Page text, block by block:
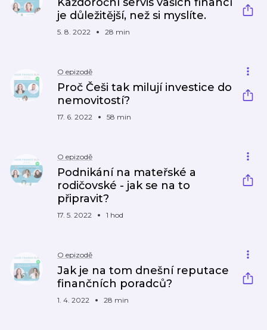
je důležitější, než si myslíte.
5. 8. 2022 28 min
O epizodě
Proč Češi tak milují investice do
nemovitostí?
17. 6. 2022 58 min
O epizodě
Podnikání na mateřské a
rodičovské - jak se na to
připravit?
17. 5. 2022 1 hod
O epizodě
Jak je na tom dnešní reputace
finančních poradců?
1. 4. 2022 28 min